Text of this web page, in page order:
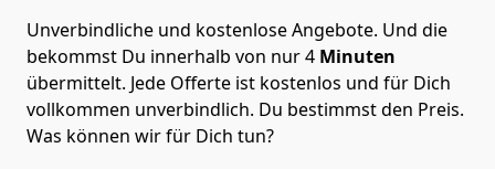
Unverbindliche und kostenlose Angebote. Und die
bekommst Du innerhalb von nur4 Minuten
übermittelt. Jede Offerte ist kostenlos und für Dich
vollkommen unverbindlich. Du bestimmst den Preis.
Was können wir für Dich tun?